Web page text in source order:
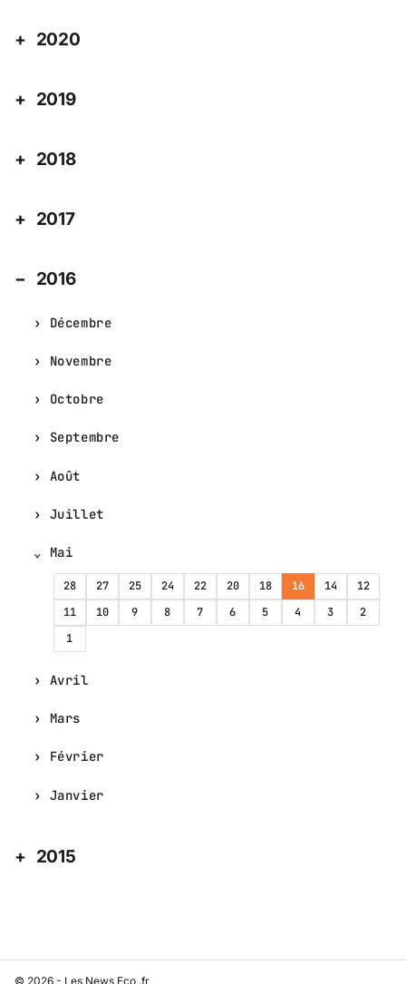
2020
2019
2018
2017
2016
Décembre
Novembre
Octobre
Septembre
Août
Juillet
Mai
28 27 25 24 22 20 18 16 14
12
11
10 9 8 7 6 5 4 3
2
1
Avril
Mars
Février
Janvier
2015
© 2026 - Les News Eco .fr